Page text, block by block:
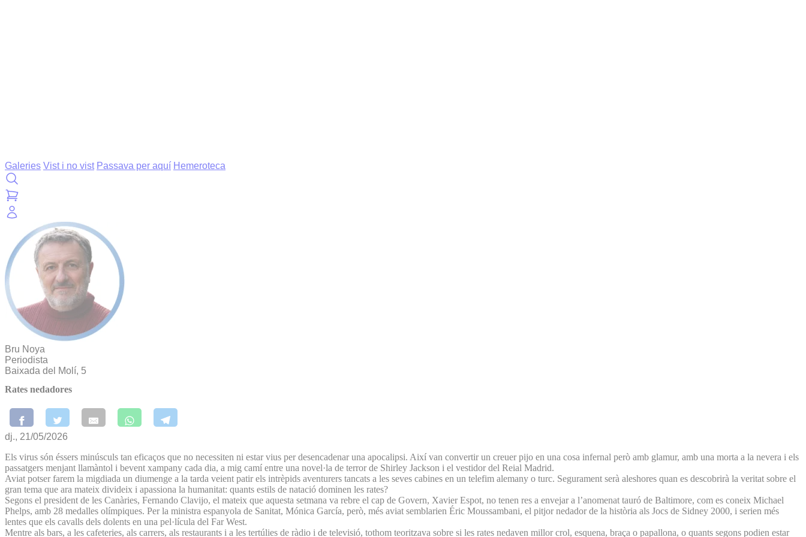
Galeries Vist i no vist Passava per aquí Hemeroteca
Bru Noya
Periodista
Baixada del Molí, 5
Rates nedadores
dj., 21/05/2026
Els virus són éssers minúsculs tan eficaços que no necessiten ni estar vius per desencadenar una apocalipsi. Així van convertir un creuer pijo en una cosa infernal però amb glamur, amb una morta a la nevera i els
passatgers menjant llamàntol i bevent xampany cada dia, a mig camí entre una novel·la de terror de Shirley Jackson i el vestidor del Reial Madrid.
Aviat potser farem la migdiada un diumenge a la tarda veient patir els intrèpids aventurers tancats a les seves cabines en un telefim alemany o turc. Segurament serà aleshores quan es descobrirà la veritat sobre el
gran tema que ara mateix divideix i apassiona la humanitat: quants estils de natació dominen les rates?
Segons el president de les Canàries, Fernando Clavijo, el mateix que aquesta setmana va rebre el cap de Govern, Xavier Espot, no tenen res a envejar a l’anomenat tauró de Baltimore, com es coneix Michael
Phelps, amb 28 medalles olímpiques. Per la ministra espanyola de Sanitat, Mónica García, però, més aviat semblarien Éric Moussambani, el pitjor nedador de la història als Jocs de Sidney 2000, i serien més
lentes que els cavalls dels dolents en una pel·lícula del Far West.
Mentre als bars, a les cafeteries, als carrers, als restaurants i a les tertúlies de ràdio i de televisió, tothom teoritzava sobre si les rates nedaven millor crol, esquena, braça o papallona, o quants segons podien estar